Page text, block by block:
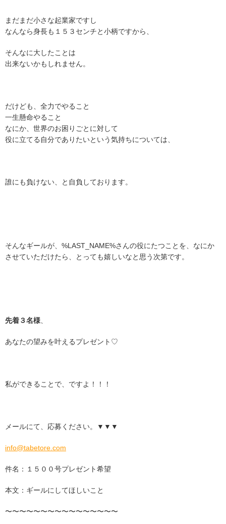
まだまだ小さな起業家ですし
なんなら身長も１５３センチと小柄ですから、
そんなに大したことは
出来ないかもしれません。
だけども、全力でやること
一生懸命やること
なにか、世界のお困りごとに対して
役に立てる自分でありたいという気持ちについては、
誰にも負けない、と自負しております。
そんなギールが、%LAST_NAME%さんの役にたつことを、なにか
させていただけたら、とっても嬉しいなと思う次第です。
先着３名様
あなたの望みを叶えるプレゼント♡
私ができることで、ですよ！！！
メールにて、応募ください。▼▼▼
info@tabetore.com
件名：１５００号プレゼント希望
本文：ギールにしてほしいこと
〜〜〜〜〜〜〜〜〜〜〜〜〜〜〜〜